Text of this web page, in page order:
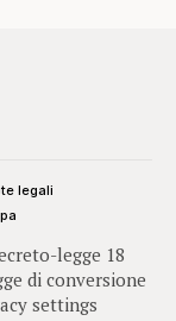
legge 18
di conversione
settings
legali